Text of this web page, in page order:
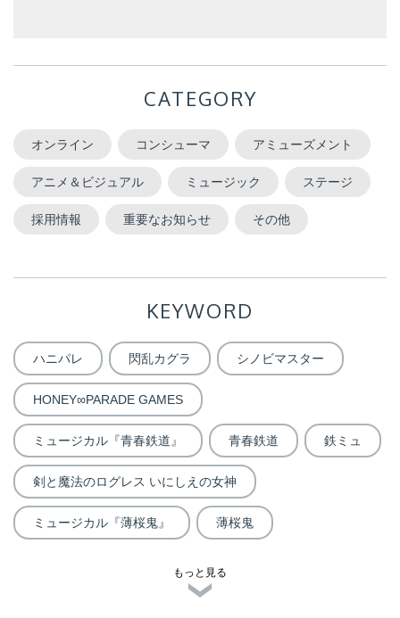
CATEGORY
オンライン コンシューマ アミューズメント
アニメ＆ビジュアル ミュージック ステージ
採用情報 重要なお知らせ その他
KEYWORD
ハニパレ 閃乱カグラ シノビマスター
HONEY∞PARADE GAMES
ミュージカル『青春鉄道』 青春鉄道 鉄ミュ
剣と魔法のログレス いにしえの女神
ミュージカル『薄桜鬼』 薄桜鬼
もっと見る